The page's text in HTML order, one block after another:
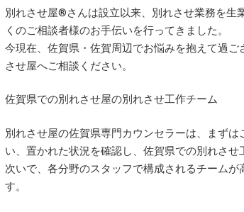
別れさせ屋®さんは設立以来、別れさせ業務を生
くのご相談者様のお手伝いを行ってきました。
今現在、佐賀県・佐賀周辺でお悩みを抱えて過
させ屋へご相談ください。
佐賀県での別れさせ屋の別れさせ工作チーム
別れさせ屋の佐賀県専門カウンセラーは、まず
い、置かれた状況を確認し、佐賀県での別れさせ
次いで、各分野のスタッフで構成されるチーム
す。